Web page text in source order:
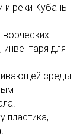
и реки Кубань
для
среды
пластика,